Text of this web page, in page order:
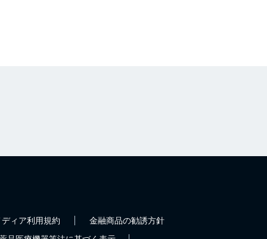
ィア利用規約
金融商品の勧誘方針